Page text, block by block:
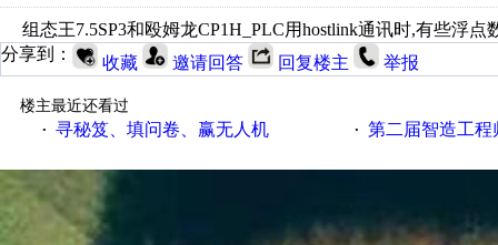
组态王7.5SP3和殴姆龙CP1H_PLC用hostlink通讯时,有些浮
分享到：
收藏 邀请回答 回复楼主 举报
楼主最近还看过
· 寻秘笈、填问卷、赢无人机 · 第二届智造工程师节